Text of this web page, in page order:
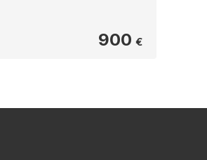
900 €